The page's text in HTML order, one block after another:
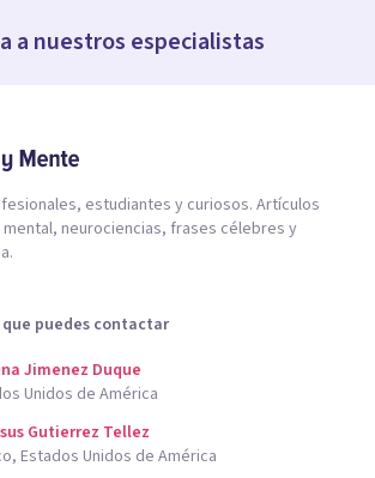
a nuestros especialistas
estudiantes y curiosos. Artículos
neurociencias, frases célebres y
que puedes contactar
Jimenez Duque
Unidos de América
Gutierrez Tellez
Estados Unidos de América